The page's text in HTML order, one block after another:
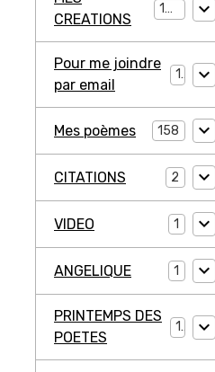
CREATIONS
194
Pour me joindre
par email
1
Mes poèmes 158
CITATIONS 2
VIDEO 1
ANGELIQUE 1
PRINTEMPS DES
POETES
1